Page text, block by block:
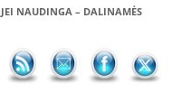
JEI NAUDINGA – DALINAMĖS